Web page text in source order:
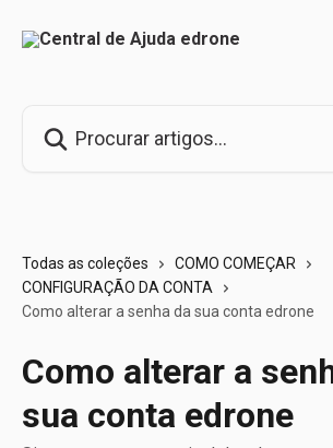
Todas as coleções
COMO COMEÇAR
CONFIGURAÇÃO DA CONTA
Como alterar a senha da sua conta edrone
Como alterar a
sua conta edrone